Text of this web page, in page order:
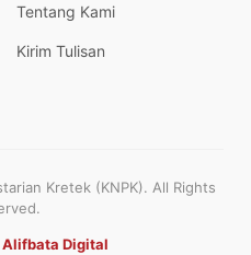
Tentang Kami
Kirim Tulisan
Kretek (KNPK). All Rights
Alifbata Digital